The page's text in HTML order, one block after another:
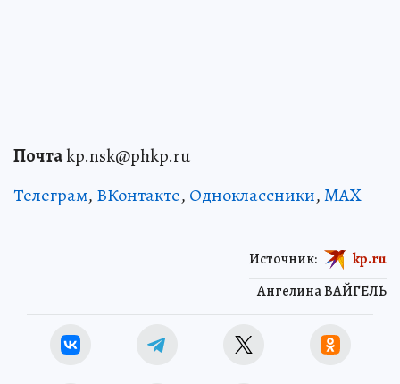
Почтаkp.nsk@phkp.ru
Телеграм, ВКонтакте, Одноклассники,MAX
Ангелина ВАЙГЕЛЬ
Источник: kp.ru